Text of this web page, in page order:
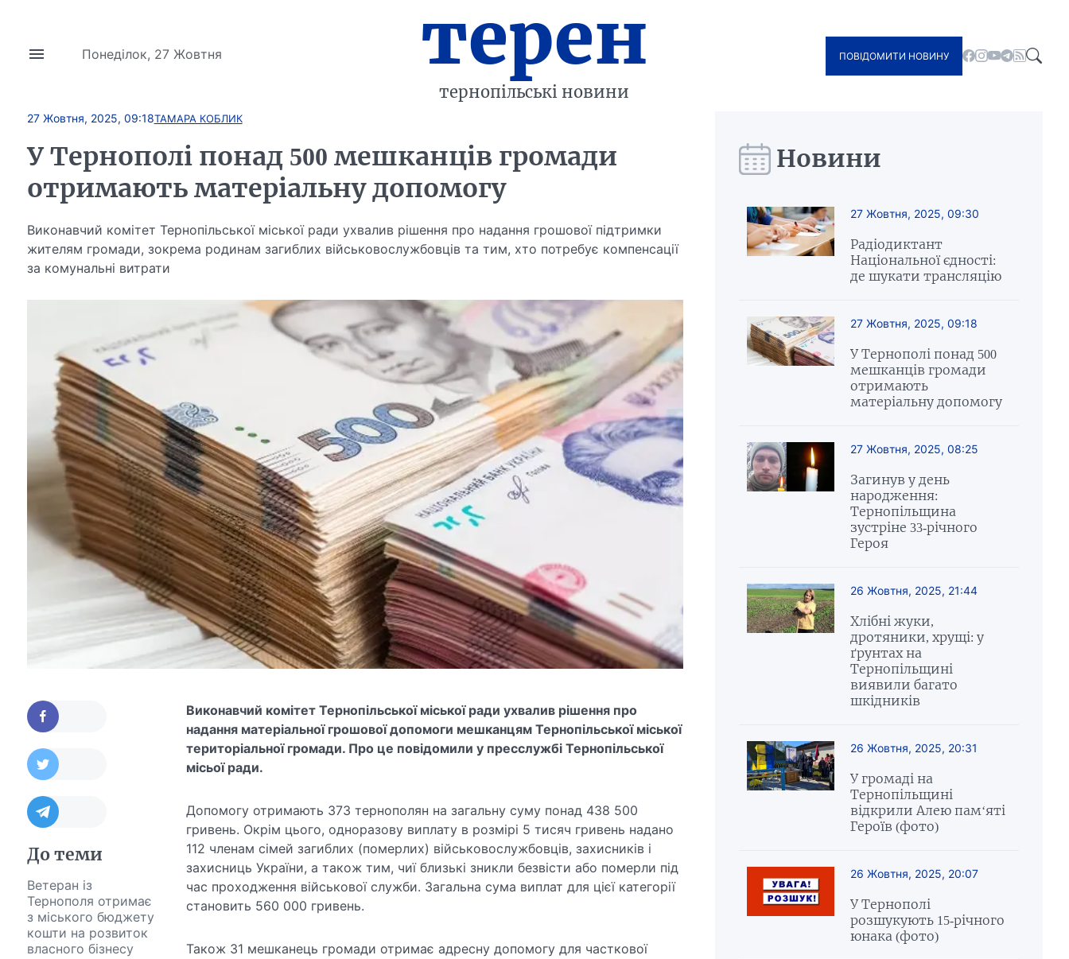
Понеділок, 27 Жовтня терен
тернопільські новини
ПОВІДОМИТИ НОВИНУ
27 Жовтня, 2025, 09:18ТАМАРА КОБЛИК
У Тернополі понад 500 мешканців громади
отримають матеріальну допомогу
Виконавчий комітет Тернопільської міської ради ухвалив рішення про надання грошової підтримки
жителям громади, зокрема родинам загиблих військовослужбовців та тим, хто потребує компенсації
за комунальні витрати
До теми
Ветеран із
Тернополя отримає
з міського бюджету
кошти на розвиток
власного бізнесу
Виконавчий комітет Тернопільської міської ради ухвалив рішення про
надання матеріальної грошової допомоги мешканцям Тернопільської міської
територіальної громади. Про це повідомили у пресслужбі Тернопільської
місьої ради.
Допомогу отримають 373 тернополян на загальну суму понад 438 500
гривень. Окрім цього, одноразову виплату в розмірі 5 тисяч гривень надано
112 членам сімей загиблих (померлих) військовослужбовців, захисників і
захисниць України, а також тим, чиї близькі зникли безвісти або померли під
час проходження військової служби. Загальна сума виплат для цієї категорії
становить 560 000 гривень.
Також 31 мешканець громади отримає адресну допомогу для часткової
Новини
27 Жовтня, 2025, 09:30
Радіодиктант
Національної єдності:
де шукати трансляцію
27 Жовтня, 2025, 09:18
У Тернополі понад 500
мешканців громади
отримають
матеріальну допомогу
27 Жовтня, 2025, 08:25
Загинув у день
народження:
Тернопільщина
зустріне 33-річного
Героя
26 Жовтня, 2025, 21:44
Хлібні жуки,
дротяники, хрущі: у
ґрунтах на
Тернопільщині
виявили багато
шкідників
26 Жовтня, 2025, 20:31
У громаді на
Тернопільщині
відкрили Алею пам‘яті
Героїв (фото)
26 Жовтня, 2025, 20:07
У Тернополі
розшукують 15-річного
юнака (фото)